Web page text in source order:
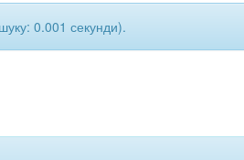
0.001 секунди).